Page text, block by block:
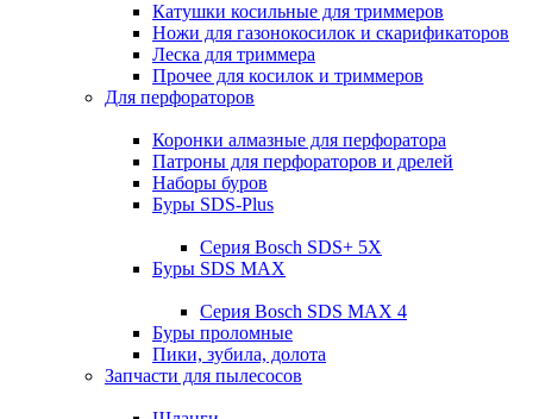
Катушки косильные для триммеров
Ножи для газонокосилок и скарификаторов
Леска для триммера
Прочее для косилок и триммеров
Для перфораторов
Коронки алмазные для перфоратора
Патроны для перфораторов и дрелей
Наборы буров
Буры SDS-Plus
Серия Bosch SDS+ 5X
Буры SDS MAX
Серия Bosch SDS MAX 4
Буры проломные
Пики, зубила, долота
Запчасти для пылесосов